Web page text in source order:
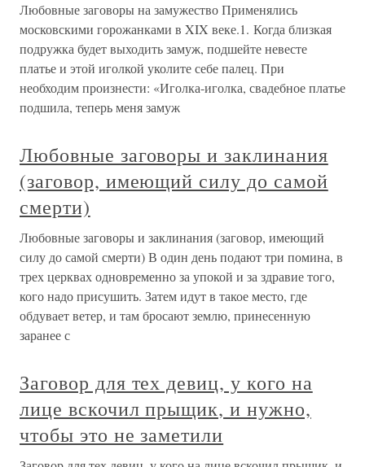
Любовные заговоры на замужество Применялись
московскими горожанками в XIX веке.1. Когда близкая
подружка будет выходить замуж, подшейте невесте
платье и этой иголкой уколите себе палец. При
необходим произнести: «Иголка-иголка, свадебное платье
подшила, теперь меня замуж
Любовные заговоры и заклинания
(заговор, имеющий силу до самой
смерти)
Любовные заговоры и заклинания (заговор, имеющий
силу до самой смерти) В один день подают три помина, в
трех церквах одновременно за упокой и за здравие того,
кого надо присушить. Затем идут в такое место, где
обдувает ветер, и там бросают землю, принесенную
заранее с
Заговор для тех девиц, у кого на
лице вскочил прыщик, и нужно,
чтобы это не заметили